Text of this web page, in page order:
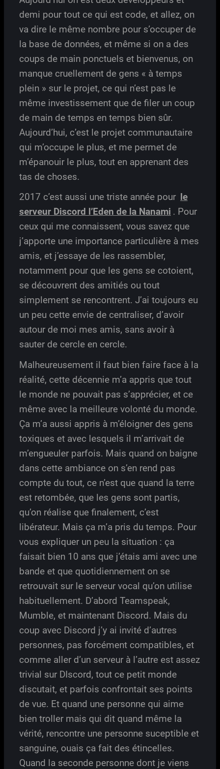
demi pour tout ce qui est code, et allez, on
va dire le même nombre pour s’occuper de
la base de données, et même si on a des
coups de main ponctuels et bienvenus, on
manque cruellement de gens « à temps
plein » sur le projet, ce qui n’est pas le
même investissement que de filer un coup
de main de temps en temps bien sûr.
Aujourd’hui, c’est le projet communautaire
qui m’occupe le plus, et me permet de
m’épanouir le plus, tout en apprenant des
tas de choses.
2017 c’est aussi une triste année pour le
serveur Discord l’Eden de la Nanami . Pour
ceux qui me connaissent, vous savez que
j’apporte une importance particulière à mes
amis, et j’essaye de les rassembler,
notamment pour que les gens se cotoient,
se découvrent des amitiés ou tout
simplement se rencontrent. J’ai toujours eu
un peu cette envie de centraliser, d’avoir
autour de moi mes amis, sans avoir à
sauter de cercle en cercle.
Malheureusement il faut bien faire face à la
réalité, cette décennie m’a appris que tout
le monde ne pouvait pas s’apprécier, et ce
même avec la meilleure volonté du monde.
Ça m’a aussi appris à m’éloigner des gens
toxiques et avec lesquels il m’arrivait de
m’engueuler parfois. Mais quand on baigne
dans cette ambiance on s’en rend pas
compte du tout, ce n’est que quand la terre
est retombée, que les gens sont partis,
qu’on réalise que finalement, c’est
libérateur. Mais ça m’a pris du temps. Pour
vous expliquer un peu la situation : ça
faisait bien 10 ans que j’étais ami avec une
bande et que quotidiennement on se
retrouvait sur le serveur vocal qu’on utilise
habituellement. D’abord Teamspeak,
Mumble, et maintenant Discord. Mais du
coup avec Discord j’y ai invité d’autres
personnes, pas forcément compatibles, et
comme aller d’un serveur à l’autre est assez
trivial sur DIscord, tout ce petit monde
discutait, et parfois confrontait ses points
de vue. Et quand une personne qui aime
bien troller mais qui dit quand même la
vérité, rencontre une personne suceptible et
sanguine, ouais ça fait des étincelles.
Quand la seconde personne dont je viens